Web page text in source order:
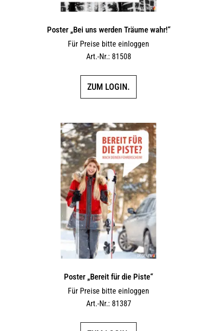
Poster „Bei uns werden Träume wahr!“
Für Preise bitte einloggen
Art.-Nr.: 81508
ZUM LOGIN.
Poster „Bereit für die Piste“
Für Preise bitte einloggen
Art.-Nr.: 81387